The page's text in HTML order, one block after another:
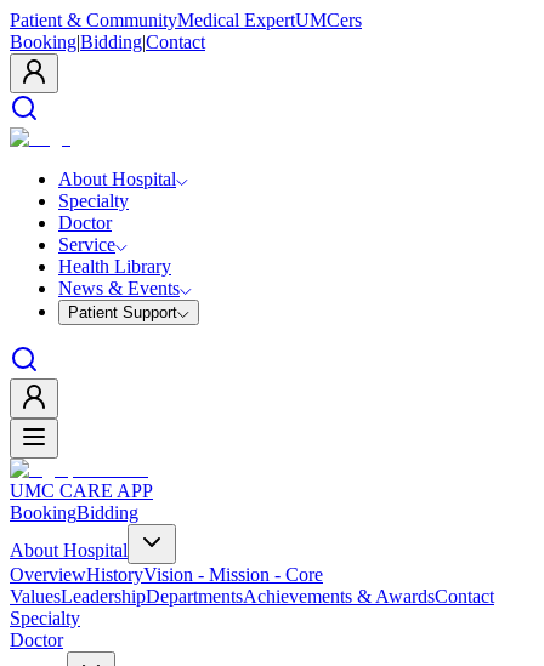
Patient & CommunityMedical ExpertUMCers
Booking|Bidding|Contact
About Hospital
Specialty
Doctor
Service
Health Library
News & Events
Patient Support
UMC CARE APP
BookingBidding
About Hospital
OverviewHistoryVision - Mission - Core
ValuesLeadershipDepartmentsAchievements & AwardsContact
Specialty
Doctor